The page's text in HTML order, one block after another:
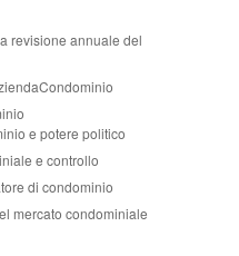
revisione annuale del
e potere politico
e controllo
di condominio
mercato condominiale